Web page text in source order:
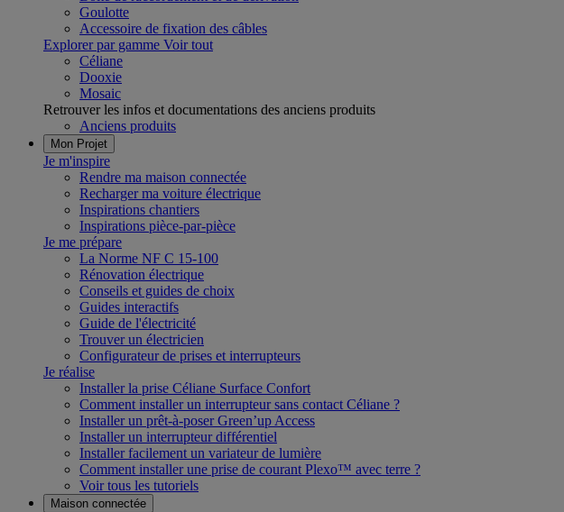
Goulotte
Accessoire de fixation des câbles
Explorer par gamme Voir tout
Céliane
Dooxie
Mosaic
Retrouver les infos et documentations des anciens produits
Anciens produits
Mon Projet
Je m'inspire
Rendre ma maison connectée
Recharger ma voiture électrique
Inspirations chantiers
Inspirations pièce-par-pièce
Je me prépare
La Norme NF C 15-100
Rénovation électrique
Conseils et guides de choix
Guides interactifs
Guide de l'électricité
Trouver un électricien
Configurateur de prises et interrupteurs
Je réalise
Installer la prise Céliane Surface Confort
Comment installer un interrupteur sans contact Céliane ?
Installer un prêt-à-poser Green’up Access
Installer un interrupteur différentiel
Installer facilement un variateur de lumière
Comment installer une prise de courant Plexo™ avec terre ?
Voir tous les tutoriels
Maison connectée